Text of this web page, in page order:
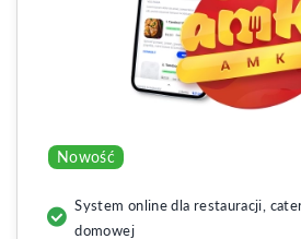
Nowość
System online dla restauracji,
domowej